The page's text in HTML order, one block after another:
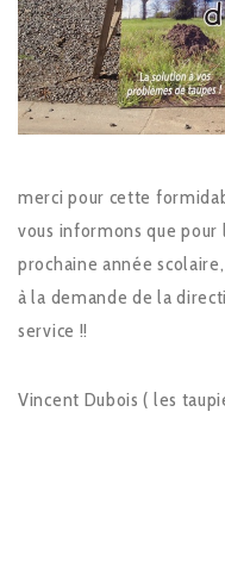
merci pour cette
vous informons que
prochaine année scolaire,
à la demande de la
service !!
Vincent Dubois ( les